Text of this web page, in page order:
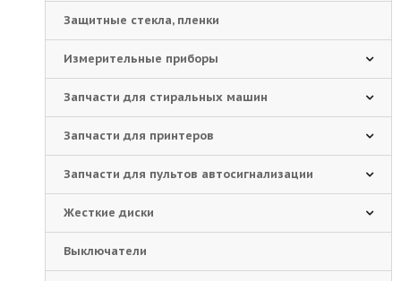
Защитные стекла, пленки
Измерительные приборы
Запчасти для стиральных машин
Запчасти для принтеров
Запчасти для пультов автосигнализации
Жесткие диски
Выключатели